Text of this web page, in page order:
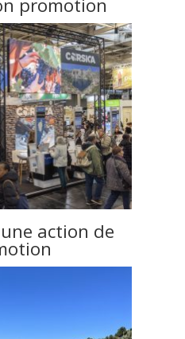
promotion
action de